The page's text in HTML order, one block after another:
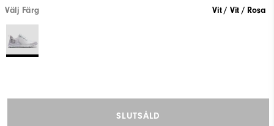
Välj Färg Vit / Vit / Rosa
SLUTSÅLD